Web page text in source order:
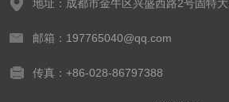
地址：成都市金牛区兴盛西路2号固特
邮箱：197765040@qq.com
传真：+86-028-86797388